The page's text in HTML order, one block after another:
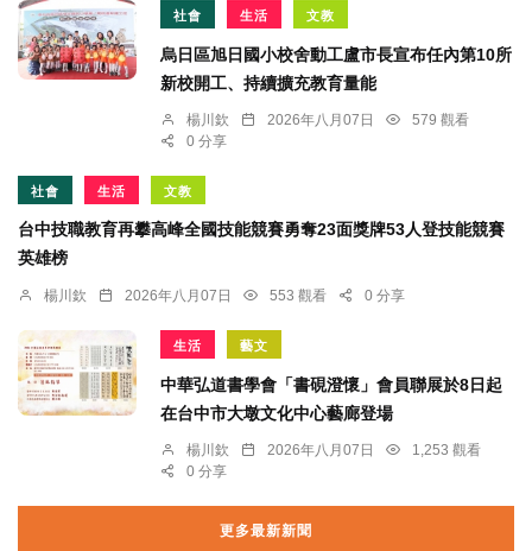
社會 生活 文教
烏日區旭日國小校舍動工盧市長宣布任內第10所
新校開工、持續擴充教育量能
楊川欽 2026年八月07日
579 觀看
0 分享
社會 生活 文教
台中技職教育再攀高峰全國技能競賽勇奪23面獎牌53人登技能競賽
英雄榜
楊川欽 2026年八月07日 553 觀看 0 分享
生活 藝文
中華弘道書學會「書硯澄懷」會員聯展於8日起
在台中市大墩文化中心藝廊登場
楊川欽 2026年八月07日
1,253 觀看
0 分享
更多最新新聞